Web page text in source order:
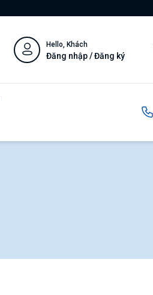
Hello, Khách
Đăng nhập / Đăng ký